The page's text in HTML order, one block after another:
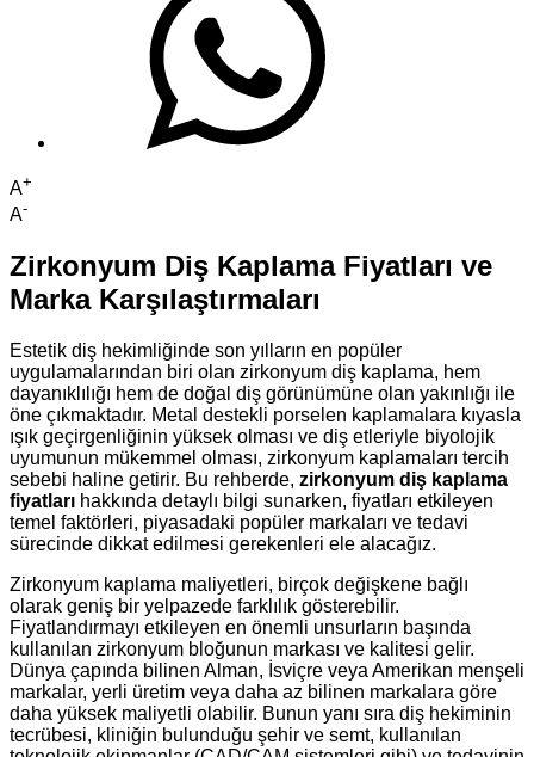
A+
A-
Zirkonyum Diş Kaplama Fiyatları ve
Marka Karşılaştırmaları
Estetik diş hekimliğinde son yılların en popüler
uygulamalarından biri olan zirkonyum diş kaplama, hem
dayanıklılığı hem de doğal diş görünümüne olan yakınlığı ile
öne çıkmaktadır. Metal destekli porselen kaplamalara kıyasla
ışık geçirgenliğinin yüksek olması ve diş etleriyle biyolojik
uyumunun mükemmel olması, zirkonyum kaplamaları tercih
sebebi haline getirir. Bu rehberde, zirkonyum diş kaplama
fiyatları hakkında detaylı bilgi sunarken, fiyatları etkileyen
temel faktörleri, piyasadaki popüler markaları ve tedavi
sürecinde dikkat edilmesi gerekenleri ele alacağız.
Zirkonyum kaplama maliyetleri, birçok değişkene bağlı
olarak geniş bir yelpazede farklılık gösterebilir.
Fiyatlandırmayı etkileyen en önemli unsurların başında
kullanılan zirkonyum bloğunun markası ve kalitesi gelir.
Dünya çapında bilinen Alman, İsviçre veya Amerikan menşeli
markalar, yerli üretim veya daha az bilinen markalara göre
daha yüksek maliyetli olabilir. Bunun yanı sıra diş hekiminin
tecrübesi, kliniğin bulunduğu şehir ve semt, kullanılan